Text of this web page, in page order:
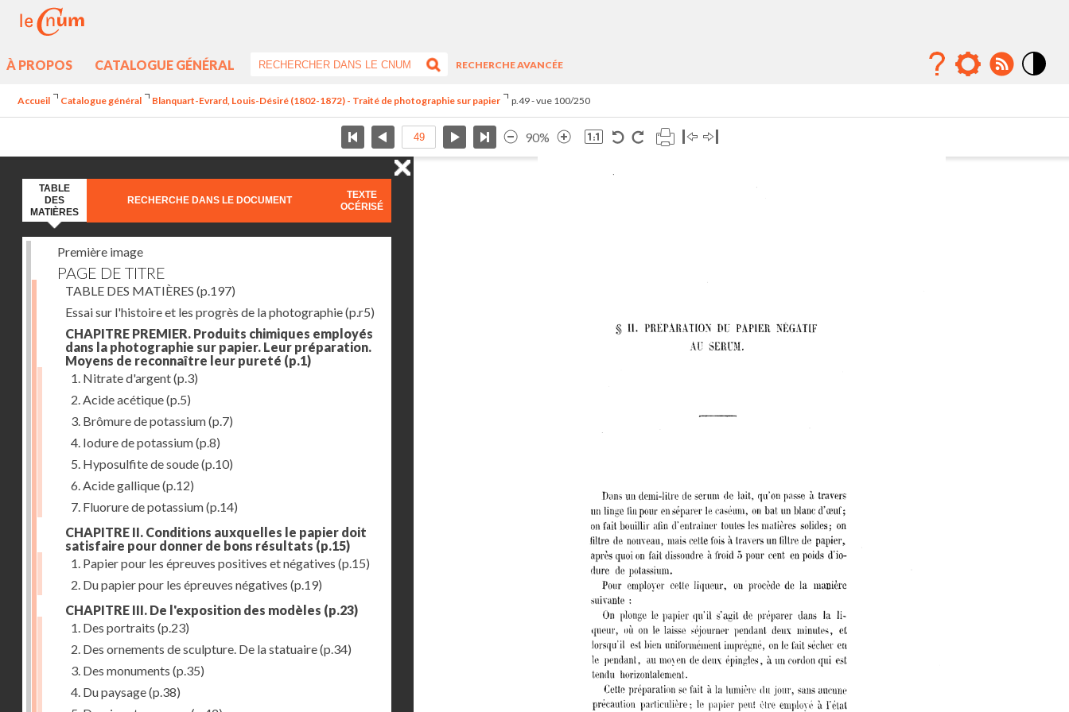
À PROPOS CATALOGUE GÉNÉRAL
RECHERCHE AVANCÉE
Accueil Catalogue général Blanquart-Evrard, Louis-Désiré (1802-1872) - Traité de photographie sur papier p.49 - vue 100/250
90%
TABLE
DES
MATIÈRES
RECHERCHE DANS LE DOCUMENT
TEXTE
OCÉRISÉ
Première image
PAGE DE TITRE
TABLE DES MATIÈRES (p.197)
Essai sur l'histoire et les progrès de la photographie(p.r5)
CHAPITRE PREMIER. Produits chimiques employés
dans la photographie sur papier. Leur préparation.
Moyens de reconnaître leur pureté (p.1)
1. Nitrate d'argent(p.3)
2. Acide acétique(p.5)
3. Brômure de potassium(p.7)
4. Iodure de potassium(p.8)
5. Hyposulfite de soude(p.10)
6. Acide gallique(p.12)
7. Fluorure de potassium(p.14)
CHAPITRE II. Conditions auxquelles le papier doit
satisfaire pour donner de bons résultats (p.15)
1. Papier pour les épreuves positives et négatives (p.15)
2. Du papier pour les épreuves négatives (p.19)
CHAPITRE III. De l'exposition des modèles (p.23)
1. Des portraits (p.23)
2. Des ornements de sculpture. De la statuaire(p.34)
3. Des monuments (p.35)
4. Du paysage(p.38)